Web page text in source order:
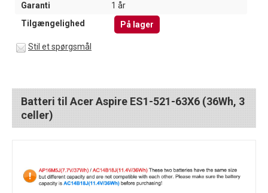
Garanti
1 år
Tilgængelighed
På lager
Stil et spørgsmål
Batteri til Acer Aspire ES1-521-63X6 (36Wh, 3
celler)